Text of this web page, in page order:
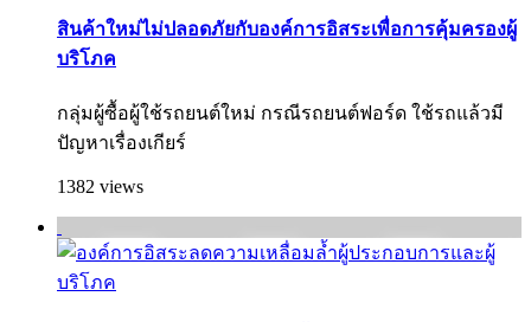
สินค้าใหม่ไม่ปลอดภัยกับองค์การอิสระเพื่อการคุ้มครองผู้
บริโภค
กลุ่มผู้ซื้อผู้ใช้รถยนต์ใหม่ กรณีรถยนต์ฟอร์ด ใช้รถแล้วมี
ปัญหาเรื่องเกียร์
1382 views